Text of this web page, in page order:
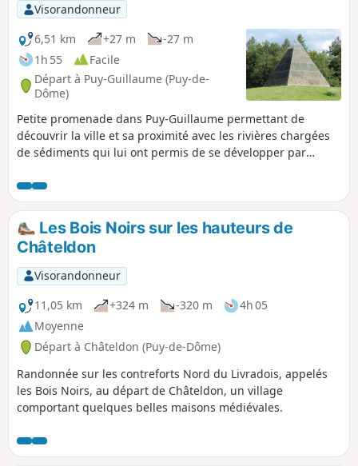
Visorandonneur
6,51 km
+27 m
-27 m
1h 55
Facile
Départ à Puy-Guillaume (Puy-de-
Dôme)
Petite promenade dans Puy-Guillaume permettant de
découvrir la ville et sa proximité avec les rivières chargées
de sédiments qui lui ont permis de se développer par
Les Bois Noirs sur les hauteurs de
Châteldon
Visorandonneur
11,05 km
+324 m -320 m
4h 05
Moyenne
Départ à Châteldon (Puy-de-Dôme)
Randonnée sur les contreforts Nord du Livradois, appelés
les Bois Noirs, au départ de Châteldon, un village
comportant quelques belles maisons médiévales.